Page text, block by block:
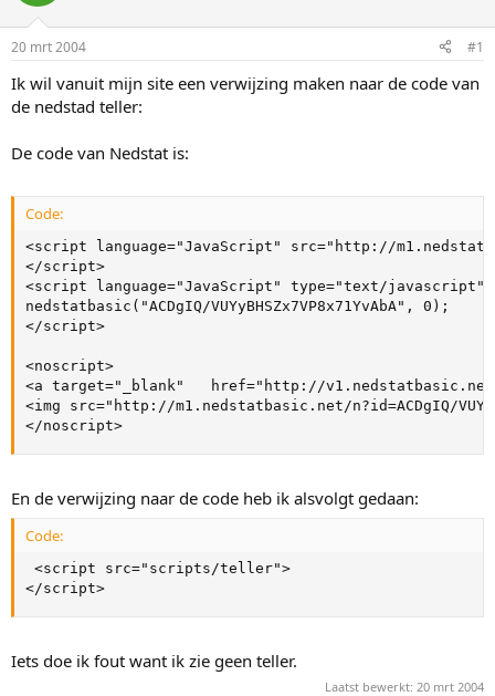
s
t
a
r
e
m
20 mrt 2004 #1
Ik wil vanuit mijn site een verwijzing maken naar de code van
de nedstad teller:
De code van Nedstat is:
Code:
<script language="JavaScript" src="http://
</script>
<script language="JavaScript" type="text/javascript">
nedstatbasic("ACDgIQ/VUYyBHSZx7VP8x71YvAbA", 0);
</script>
<noscript>
<a target="_blank"   href="http://v1.nedstatbasic.net/
<img src="http://m1.nedstatbasic.net/
</noscript>
En de verwijzing naar de code heb ik alsvolgt gedaan:
Code:
<script src="scripts/teller">
</script>
Iets doe ik fout want ik zie geen teller.
Laatst bewerkt: 20 mrt 2004